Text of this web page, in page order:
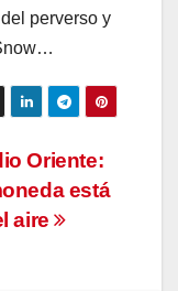
perverso y
Oriente:
está
aire